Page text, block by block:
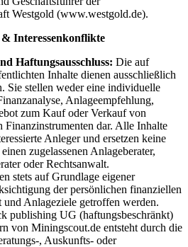
Westgold (www.westgold.de).
Interessenkonflikte
Haftungsausschluss: Die auf
Inhalte dienen ausschließlich
Sie stellen weder eine individuelle
Anlageempfehlung,
zum Kauf oder Verkauf von
Finanzinstrumenten dar. Alle Inhalte
Anleger und ersetzen keine
zugelassenen Anlageberater,
oder Rechtsanwalt.
stets auf Grundlage eigener
der persönlichen finanziellen
Anlageziele getroffen werden.
publishing UG (haftungsbeschränkt)
von Miningscout.de entsteht durch die
, Auskunfts- oder